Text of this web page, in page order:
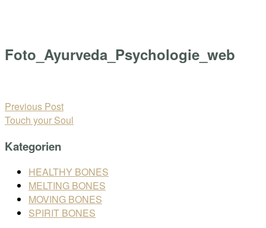
Foto_Ayurveda_Psychologie_web
Beitragsnavigation
Previous Post
Touch your Soul
Kategorien
HEALTHY BONES
MELTING BONES
MOVING BONES
SPIRIT BONES